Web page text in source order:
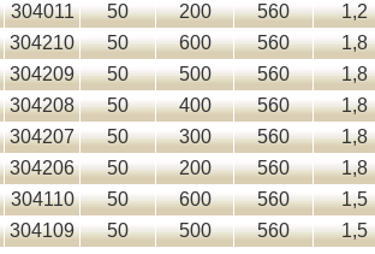
304011 50 200 560 1,2
304210 50 600 560 1,8
304209 50 500 560 1,8
304208 50 400 560 1,8
304207 50 300 560 1,8
304206 50 200 560 1,8
304110 50 600 560 1,5
304109 50 500 560 1,5